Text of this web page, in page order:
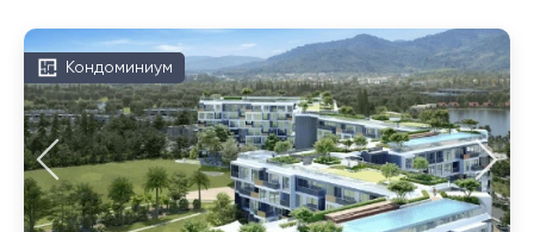
Кондоминиум